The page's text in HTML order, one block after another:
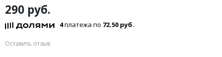
290 руб.
4платежа по 72.50 руб.
Оставить отзыв